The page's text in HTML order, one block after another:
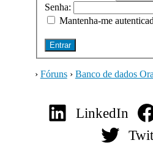
Senha:
Mantenha-me
Entrar
› Fóruns › Banco de dados
LinkedIn